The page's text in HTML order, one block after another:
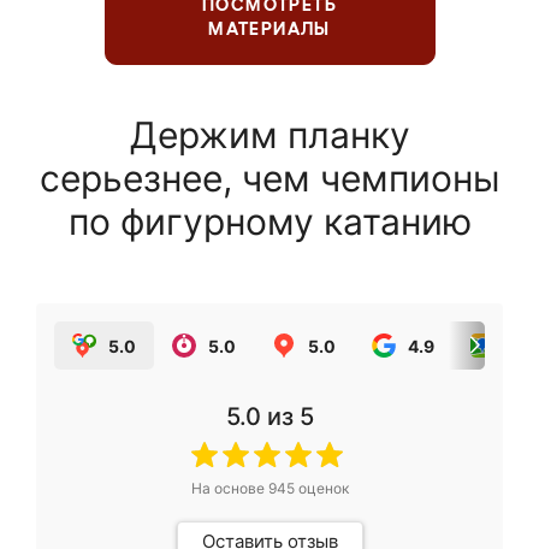
ПОСМОТРЕТЬ
МАТЕРИАЛЫ
Держим планку
серьезнее, чем чемпионы
по фигурному катанию
5.0 5.0 5.0 4.9
5.0 из 5
На основе 945оценок
Оставить отзыв